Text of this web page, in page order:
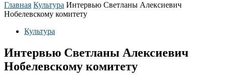
Главная Культура Интервью Светланы Алексиевич
Нобелевскому комитету
Культура
Интервью Светланы Алексиевич
Нобелевскому комитету